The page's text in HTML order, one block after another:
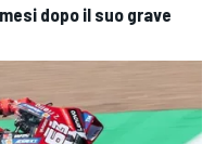
dopo il suo grave